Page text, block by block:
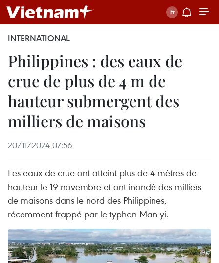
INTERNATIONAL
Philippines : des eaux de
crue de plus de 4 m de
hauteur submergent des
milliers de maisons
20/11/2024 07:56
Les eaux de crue ont atteint plus de 4 mètres de
hauteur le 19 novembre et ont inondé des milliers
de maisons dans le nord des Philippines,
récemment frappé par le typhon Man-yi.